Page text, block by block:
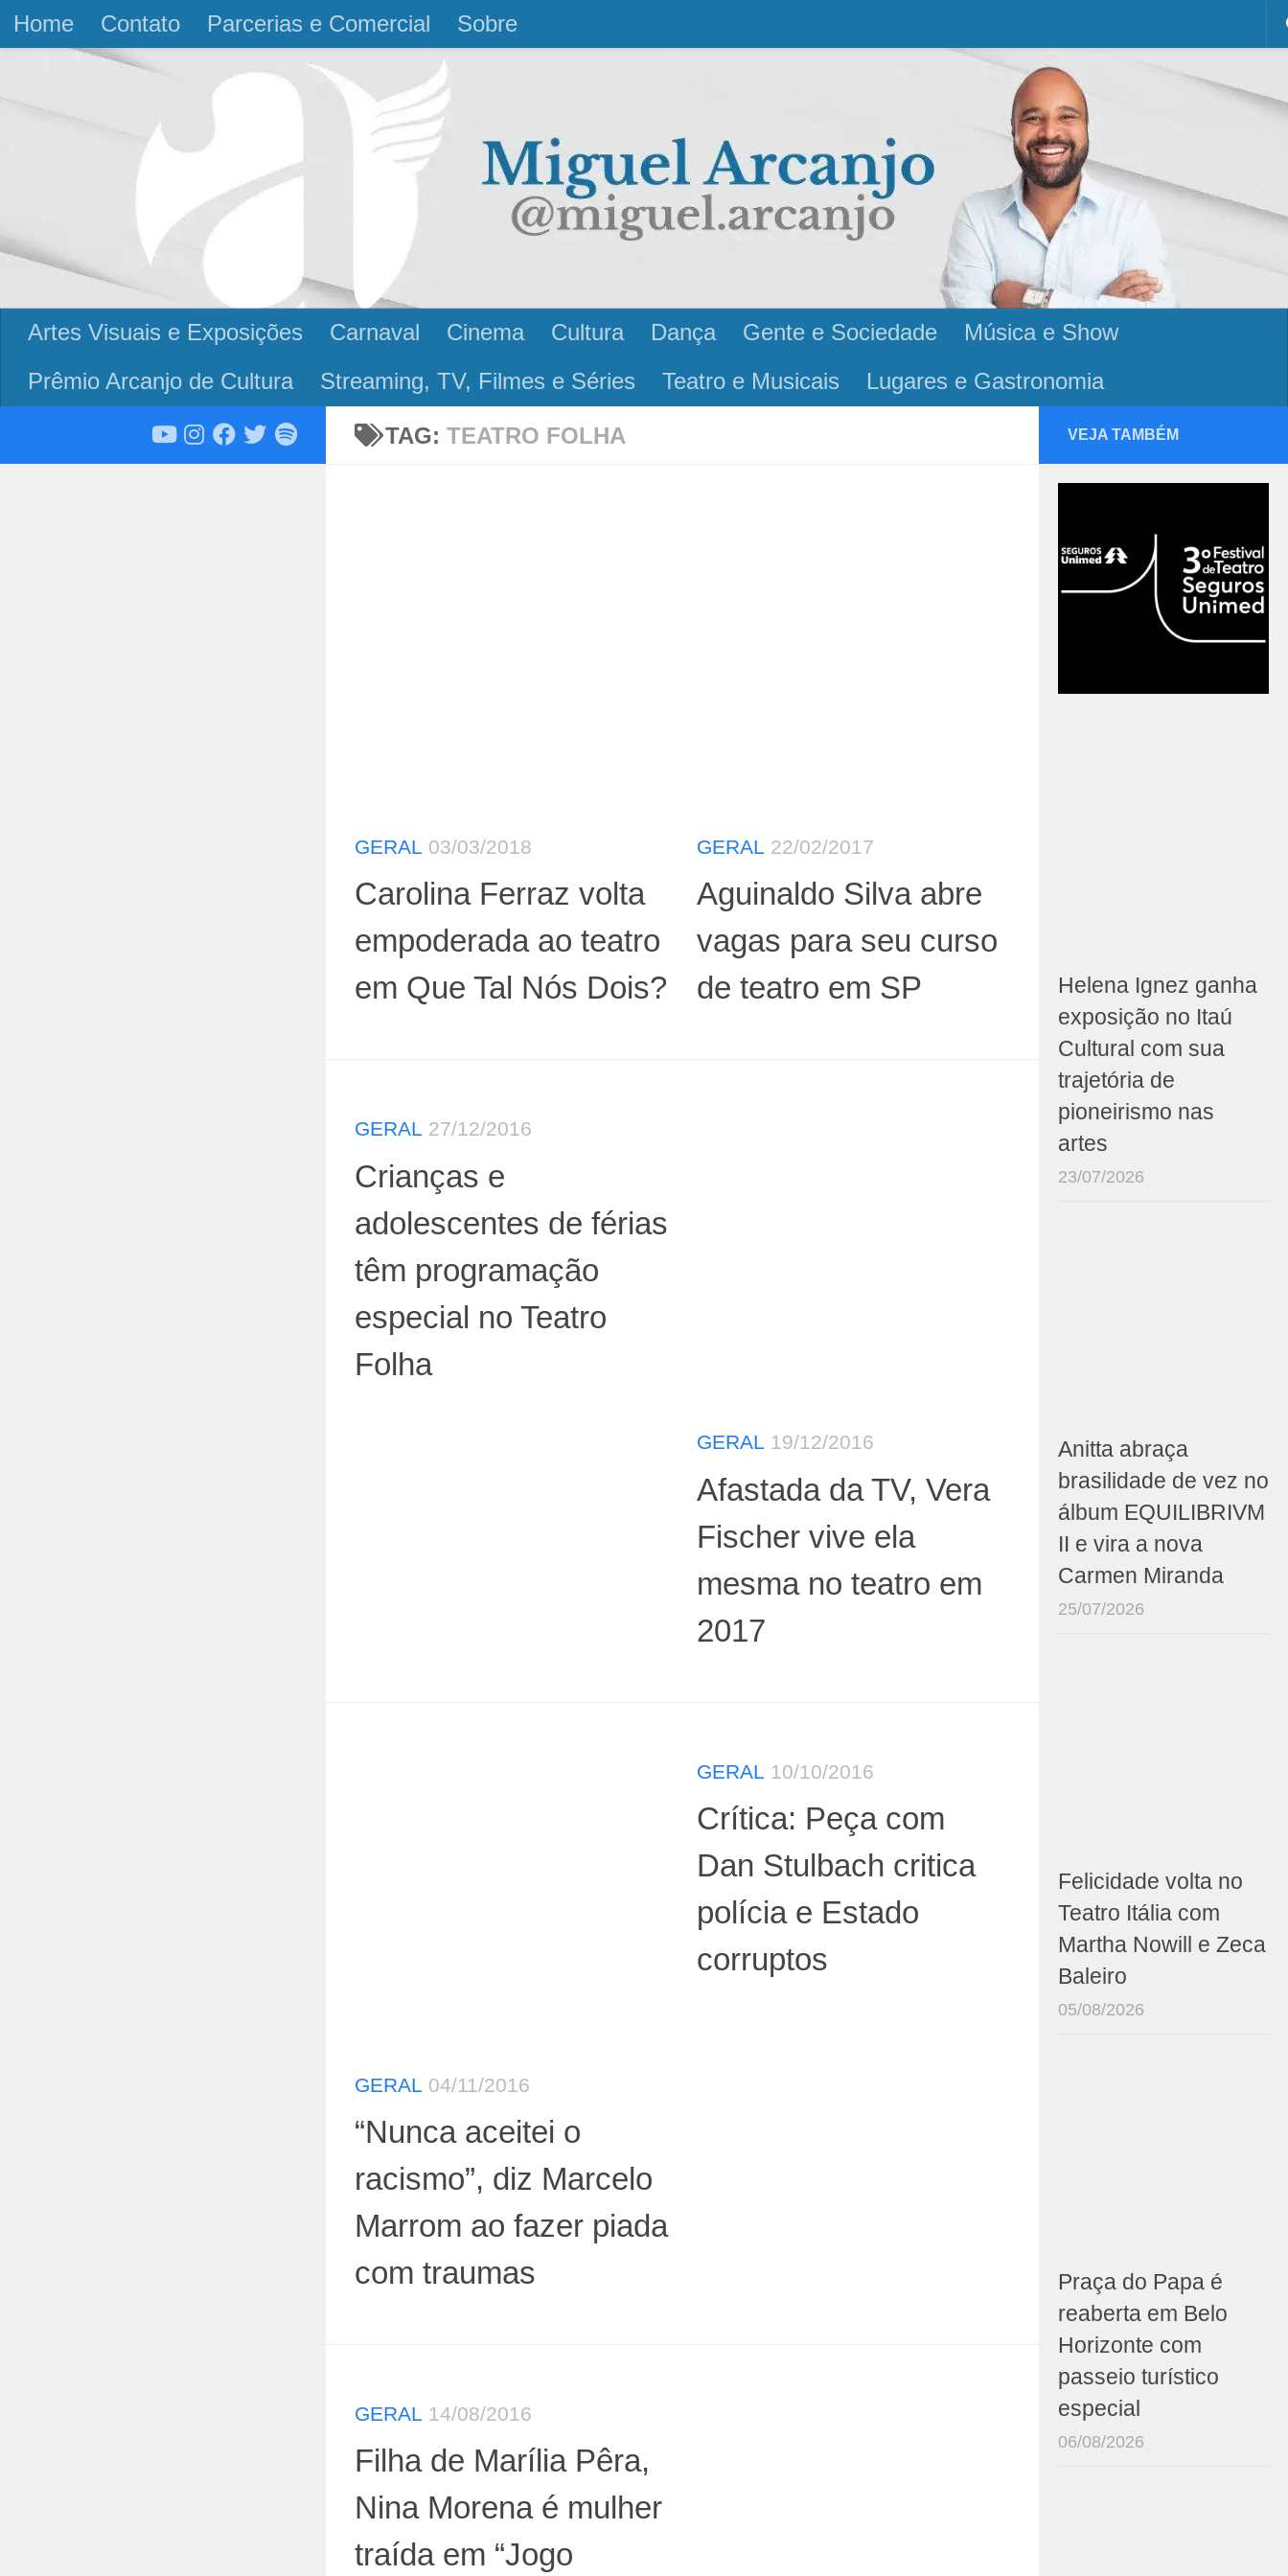
Skip to content
Home Contato Parcerias e Comercial Sobre
Artes Visuais e Exposições Carnaval Cinema Cultura Dança Gente e Sociedade
Música e Show
Prêmio Arcanjo de Cultura
Streaming, TV, Filmes e Séries Teatro e Musicais Lugares e Gastronomia
TAG: TEATRO FOLHA
GERAL 03/03/2018
Carolina Ferraz volta
empoderada ao teatro
em Que Tal Nós Dois?
GERAL 22/02/2017
Aguinaldo Silva abre
vagas para seu curso
de teatro em SP
GERAL 27/12/2016
Crianças e
adolescentes de férias
têm programação
especial no Teatro
Folha
GERAL 19/12/2016
Afastada da TV, Vera
Fischer vive ela
mesma no teatro em
2017
GERAL 04/11/2016
“Nunca aceitei o
racismo”, diz Marcelo
Marrom ao fazer piada
com traumas
GERAL 10/10/2016
Crítica: Peça com
Dan Stulbach critica
polícia e Estado
corruptos
GERAL 14/08/2016
Filha de Marília Pêra,
Nina Morena é mulher
traída em “Jogo
VEJA TAMBÉM
Helena Ignez ganha
exposição no Itaú
Cultural com sua
trajetória de
pioneirismo nas
artes
23/07/2026
Anitta abraça
brasilidade de vez no
álbum EQUILIBRIVM
II e vira a nova
Carmen Miranda
25/07/2026
Felicidade volta no
Teatro Itália com
Martha Nowill e Zeca
Baleiro
05/08/2026
Praça do Papa é
reaberta em Belo
Horizonte com
passeio turístico
especial
06/08/2026